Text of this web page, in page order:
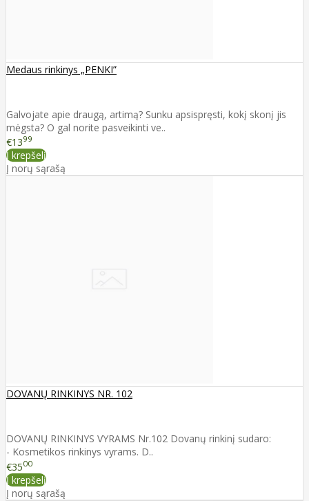
Medaus rinkinys „PENKI”
Galvojate apie draugą, artimą? Sunku apsispręsti, kokį skonį jis
mėgsta? O gal norite pasveikinti ve..
€1399
Į krepšelį
Į norų sąrašą
DOVANŲ RINKINYS NR. 102
DOVANŲ RINKINYS VYRAMS Nr.102 Dovanų rinkinį sudaro:
- Kosmetikos rinkinys vyrams. D..
€3500
Į krepšelį
Į norų sąrašą